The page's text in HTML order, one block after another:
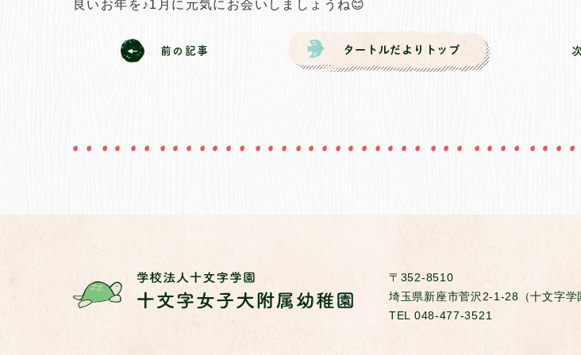
良いお年を♪1月に元気にお会いしましょうね😊
前の記事
〒352-8510
埼玉県新座市菅沢2-1-28（十文字学
TEL 048-477-3521